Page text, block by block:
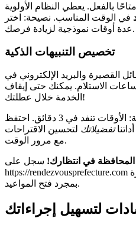
بالفعل. يعطي النظام الأولوية
في الوقت المناسب. نصيحة: اختر
عدة أوقات نموذجية لزيادة فرصك.
تخصيص التنبيهات الذكية
القصيرة والبريد الإلكتروني في
وساعات الاستلام. يمكنك حتى إيقاف
الخدمة خلال عطلتك!
عندما تصل تنبيه، تصرف بسرعة: الأوقات تنفد في 3 دقائق. احتفظ
تفضيلاتك لتحسين الاقتراحات
مع مرور الوقت.
في انتظارك! سجل على
https://rendezvousprefecture.com واستفد من الإشعارات المباشرة
بمجرد فتح المواعيد.
لتسهيل إجراءاتك